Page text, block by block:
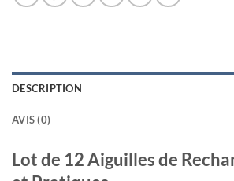
DESCRIPTION
AVIS (0)
Lot de 12 Aiguilles de